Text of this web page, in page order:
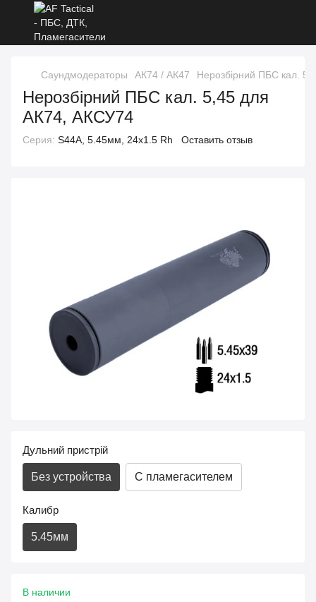
Саундмодераторы АК74 / АК47 Нерозбірний ПБС кал.
Нерозбірний ПБС кал. 5,45 для
АК74, АКСУ74
Серия: S44A, 5.45мм, 24x1.5 Rh Оставить отзыв
Дульний пристрій
Без устройства С пламегасителем
Калибр
5.45мм
В наличии